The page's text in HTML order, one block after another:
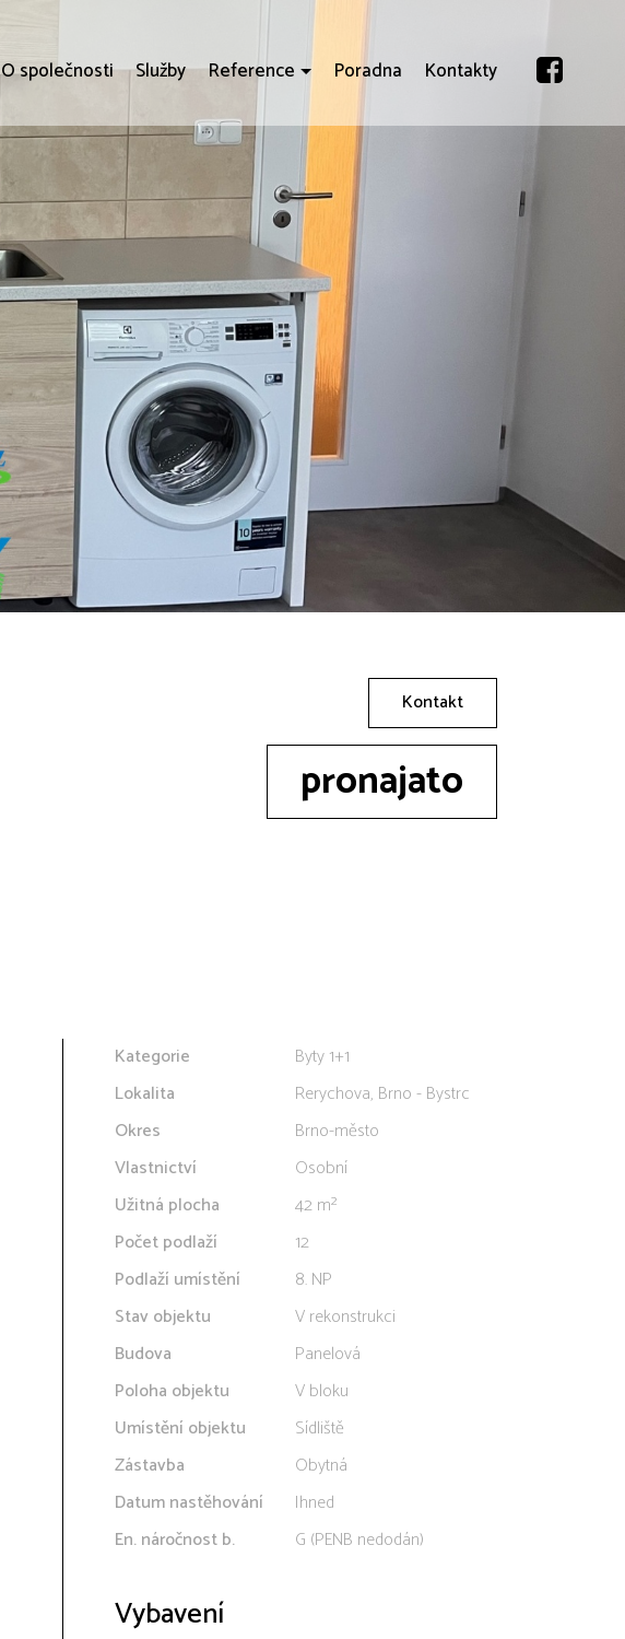
O společnosti Služby Reference Poradna Kontakty
Kontakt
pronajato
Kategorie
Byty 1+1
Lokalita
Rerychova, Brno - Bystrc
Okres
Brno-město
Vlastnictví
Osobní
Užitná plocha
42 m²
Počet podlaží
12
Podlaží umístění
8. NP
Stav objektu
V rekonstrukci
Budova
Panelová
Poloha objektu
V bloku
Umístění objektu
Sídliště
Zástavba
Obytná
Datum nastěhování
Ihned
En. náročnost b.
G (PENB nedodán)
Vybavení